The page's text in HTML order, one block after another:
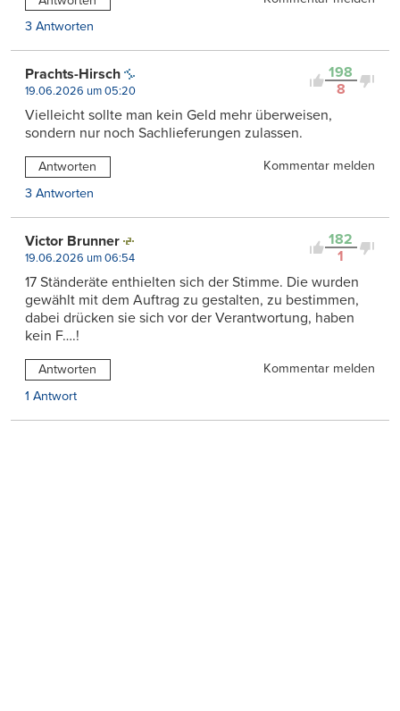
3 Antworten
198
8
Prachts-Hirsch
19.06.2026 um 05:20
Vielleicht sollte man kein Geld mehr überweisen,
sondern nur noch Sachlieferungen zulassen.
Antworten
Kommentar melden
3 Antworten
182
1
Victor Brunner
19.06.2026 um 06:54
17 Ständeräte enthielten sich der Stimme. Die wurden
gewählt mit dem Auftrag zu gestalten, zu bestimmen,
dabei drücken sie sich vor der Verantwortung, haben
kein F….!
Antworten
Kommentar melden
1 Antwort